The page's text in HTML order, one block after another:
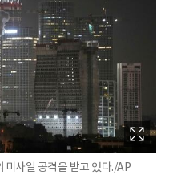
미사일 공격을 받고 있다./AP